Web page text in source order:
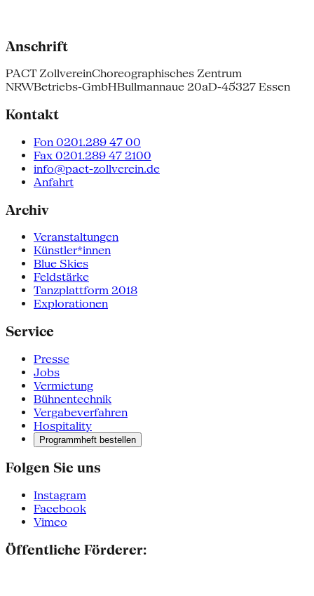
Anschrift
PACT ZollvereinChoreographisches Zentrum
NRWBetriebs-GmbHBullmannaue 20aD-45327 Essen
Kontakt
Fon 0201.289 47 00
Fax 0201.289 47 2100
info@pact-zollverein.de
Anfahrt
Archiv
Veranstaltungen
Künstler*innen
Blue Skies
Feldstärke
Tanzplattform 2018
Explorationen
Service
Presse
Jobs
Vermietung
Bühnentechnik
Vergabeverfahren
Hospitality
Programmheft bestellen
Folgen Sie uns
Instagram
Facebook
Vimeo
Öffentliche Förderer: